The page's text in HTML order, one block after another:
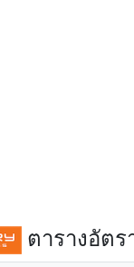
ตารางอัตร